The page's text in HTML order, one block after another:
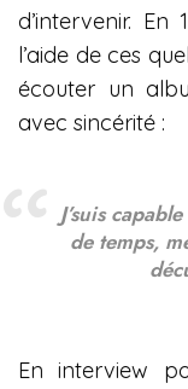
d’intervenir.
l’aide de ces
écouter un
avec sincérité :
J’suis
de temps,
En interview